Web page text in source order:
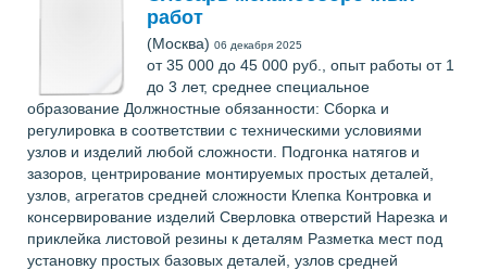
работ
(Москва) 06 декабря 2025
от 35 000 до 45 000 руб., опыт работы от 1
до 3 лет, среднее специальное
образование Должностные обязанности: Сборка и
регулировка в соответствии с техническими условиями
узлов и изделий любой сложности. Подгонка натягов и
зазоров, центрирование монтируемых простых деталей,
узлов, агрегатов средней сложности Клепка Контровка и
консервирование изделий Сверловка отверстий Нарезка и
приклейка листовой резины к деталям Разметка мест под
установку простых базовых деталей, узлов средней